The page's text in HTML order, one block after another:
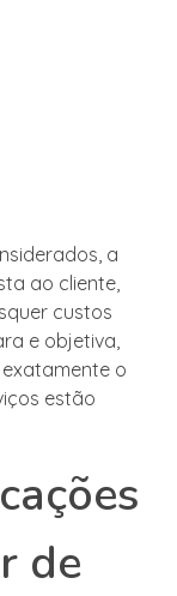
a
ao cliente,
custos
e objetiva,
o
estão
de